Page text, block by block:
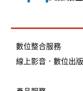
數位整合服務
線上影音 ．數位出版